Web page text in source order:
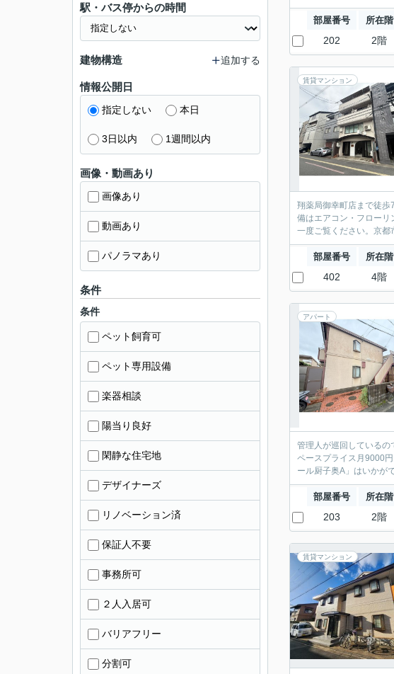
部屋番号 所在階
202 2階
賃貸マンション
翔薬局御幸町店まで徒歩
備はエアコン・フローリ
一度ご覧ください。京都
部屋番号 所在階
402 4階
アパート
管理人が巡回しているの
ペースプライス月9000
ール厨子奥A」はいかが
部屋番号 所在階
203 2階
賃貸マンション
駅・バス停からの時間
建物構造 追加する
情報公開日
指定しない 本日
3日以内 1週間以内
画像・動画あり
画像あり
動画あり
パノラマあり
条件
条件
ペット飼育可
ペット専用設備
楽器相談
陽当り良好
閑静な住宅地
デザイナーズ
リノベーション済
保証人不要
事務所可
２人入居可
バリアフリー
分割可